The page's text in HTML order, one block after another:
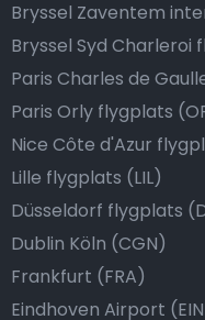
Bryssel Zaventem
Bryssel Syd Charleroi
Paris Charles de
Paris Orly flygplats
Nice Côte d'Azur
Lille flygplats (LIL)
Düsseldorf flygplats
Dublin Köln (CGN)
Frankfurt (FRA)
Eindhoven Airport